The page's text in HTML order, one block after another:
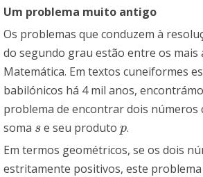
Um problema muito antigo
Os problemas que conduzem à
do segundo grau estão entre os mais
Matemática. Em textos cuneiformes
babilónicos há 4 mil anos,
problema de encontrar dois números
soma s
se seu produto p
p.
Em termos geométricos, se os dois
estritamente positivos, este